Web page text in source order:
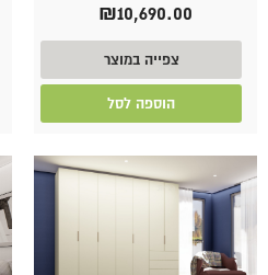
₪10,690.00
צפייה במוצר
הוספה לסל